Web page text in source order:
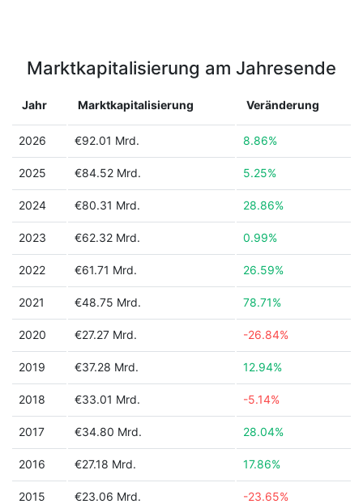
Marktkapitalisierung am Jahresende
Jahr Marktkapitalisierung Veränderung
2026 €92.01 Mrd. 8.86%
2025 €84.52 Mrd. 5.25%
2024 €80.31 Mrd. 28.86%
2023 €62.32 Mrd. 0.99%
2022 €61.71 Mrd. 26.59%
2021 €48.75 Mrd. 78.71%
2020 €27.27 Mrd. -26.84%
2019 €37.28 Mrd. 12.94%
2018 €33.01 Mrd. -5.14%
2017 €34.80 Mrd. 28.04%
2016 €27.18 Mrd. 17.86%
2015 €23.06 Mrd. -23.65%